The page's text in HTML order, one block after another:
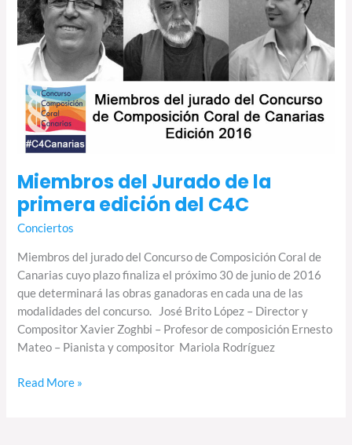
Miembros del Jurado de la
primera edición del C4C
Conciertos
Miembros del jurado del Concurso de Composición Coral de
Canarias cuyo plazo finaliza el próximo 30 de junio de 2016
que determinará las obras ganadoras en cada una de las
modalidades del concurso. José Brito López – Director y
Compositor Xavier Zoghbi – Profesor de composición Ernesto
Mateo – Pianista y compositor Mariola Rodríguez
Read More »